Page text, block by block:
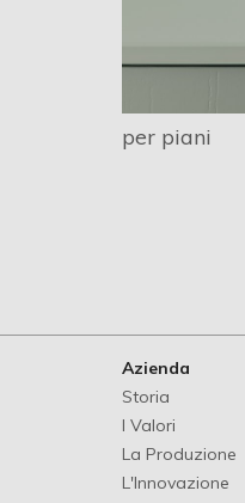
per piani
Azienda
Storia
I Valori
La Produzione
L'Innovazione